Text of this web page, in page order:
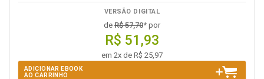
VERSÃO DIGITAL
de R$ 57,70* por
R$ 51,93
em 2x de R$ 25,97
ADICIONAR EBOOK
AO CARRINHO